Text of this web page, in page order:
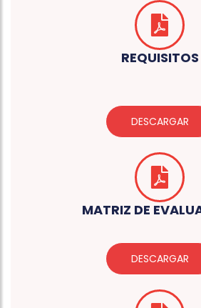
REQUISITOS
DESCARGAR
MATRIZ DE
DESCARGAR